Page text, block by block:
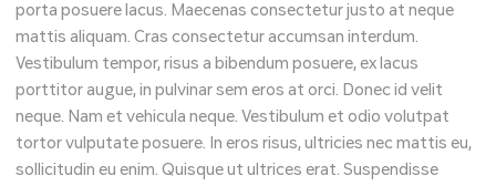
porta posuere lacus. Maecenas consectetur justo at neque
mattis aliquam. Cras consectetur accumsan interdum.
Vestibulum tempor, risus a bibendum posuere, ex lacus
porttitor augue, in pulvinar sem eros at orci. Donec id velit
neque. Nam et vehicula neque. Vestibulum et odio volutpat
tortor vulputate posuere. In eros risus, ultricies nec mattis eu,
sollicitudin eu enim. Quisque ut ultrices erat. Suspendisse